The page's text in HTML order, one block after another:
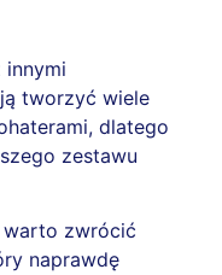
innymi
tworzyć wiele
dlatego
zestawu
zwrócić
naprawdę